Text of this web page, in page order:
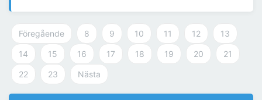
Föregående 8 9 10 11 12 13
14 15 16 17 18 19 20 21
22 23 Nästa